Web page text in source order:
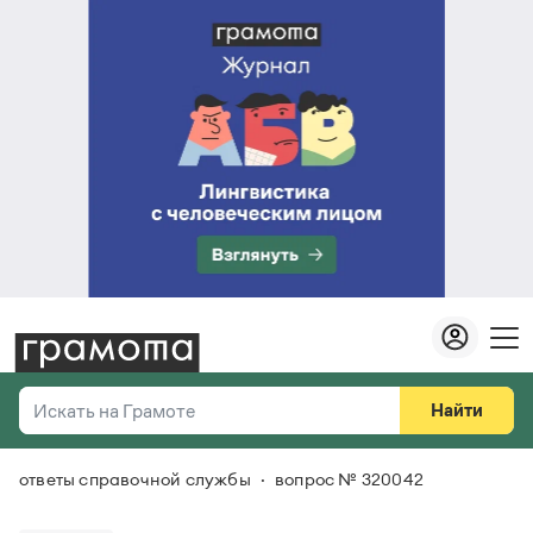
Искать на Грамоте
Справочная служба
Найти
Везде
ответы справочной службы вопрос № 320042